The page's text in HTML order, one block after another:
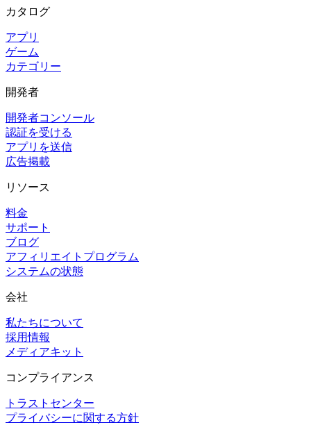
カタログ
アプリ
ゲーム
カテゴリー
開発者
開発者コンソール
認証を受ける
アプリを送信
広告掲載
リソース
料金
サポート
ブログ
アフィリエイトプログラム
システムの状態
会社
私たちについて
採用情報
メディアキット
コンプライアンス
トラストセンター
プライバシーに関する方針